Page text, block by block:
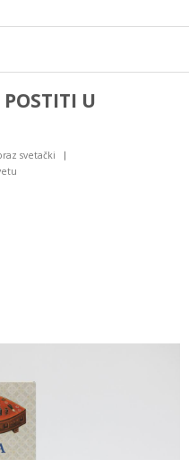
U
svetački